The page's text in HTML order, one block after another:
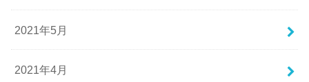
2021年5月
2021年4月